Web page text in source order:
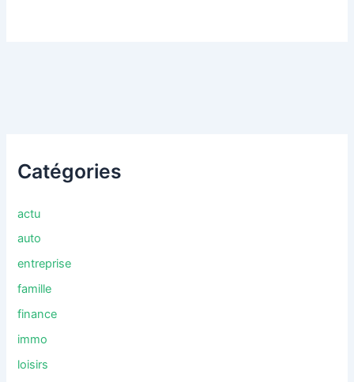
Catégories
actu
auto
entreprise
famille
finance
immo
loisirs